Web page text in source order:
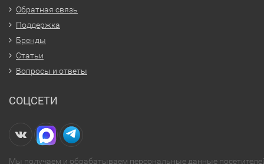
Обратная связь
Поддержка
Бренды
Статьи
Вопросы и ответы
СОЦСЕТИ
Мы получаем и обрабатываем персональные данные